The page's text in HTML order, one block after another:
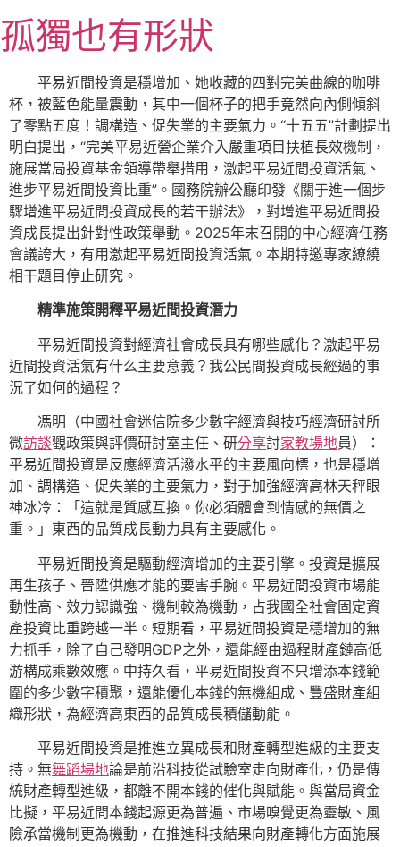
至
主
內
容
孤獨也有形狀
平易近間投資是穩增加、她收藏的四對完美曲線的咖啡
杯，被藍色能量震動，其中一個杯子的把手竟然向內側傾斜
了零點五度！調構造、促失業的主要氣力。“十五五”計劃提出
明白提出，“完美平易近營企業介入嚴重項目扶植長效機制，
施展當局投資基金領導帶舉措用，激起平易近間投資活氣、
進步平易近間投資比重”。國務院辦公廳印發《關于進一個步
驟增進平易近間投資成長的若干辦法》，對增進平易近間投
資成長提出針對性政策舉動。2025年末召開的中心經濟任務
會議誇大，有用激起平易近間投資活氣。本期特邀專家繚繞
相干題目停止研究。
精準施策開釋平易近間投資潛力
平易近間投資對經濟社會成長具有哪些感化？激起平易
近間投資活氣有什么主要意義？我公民間投資成長經過的事
況了如何的過程？
馮明（中國社會迷信院多少數字經濟與技巧經濟研討所
微訪談觀政策與評價研討室主任、研分享討家教場地員）：
平易近間投資是反應經濟活潑水平的主要風向標，也是穩增
加、調構造、促失業的主要氣力，對于加強經濟高林天秤眼
神冰冷：「這就是質感互換。你必須體會到情感的無價之
重。」東西的品質成長動力具有主要感化。
平易近間投資是驅動經濟增加的主要引擎。投資是擴展
再生孩子、晉陞供應才能的要害手腕。平易近間投資市場能
動性高、效力認識強、機制較為機動，占我國全社會固定資
產投資比重跨越一半。短期看，平易近間投資是穩增加的無
力抓手，除了自己發明GDP之外，還能經由過程財產鏈高低
游構成乘數效應。中持久看，平易近間投資不只增添本錢範
圍的多少數字積聚，還能優化本錢的無機組成、豐盛財產組
織形狀，為經濟高東西的品質成長積儲動能。
平易近間投資是推進立異成長和財產轉型進級的主要支
持。無舞蹈場地論是前沿科技從試驗室走向財產化，仍是傳
統財產轉型進級，都離不開本錢的催化與賦能。與當局資金
比擬，平易近間本錢起源更為普遍、市場嗅覺更為靈敏、風
險承當機制更為機動，在推進科技結果向財產轉化方面施展